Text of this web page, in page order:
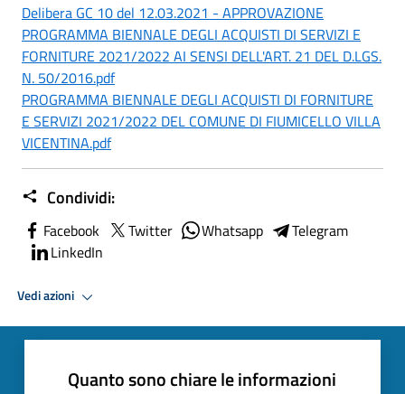
Delibera GC 10 del 12.03.2021 - APPROVAZIONE
PROGRAMMA BIENNALE DEGLI ACQUISTI DI SERVIZI E
FORNITURE 2021/2022 AI SENSI DELL'ART. 21 DEL D.LGS.
N. 50/2016.pdf
PROGRAMMA BIENNALE DEGLI ACQUISTI DI FORNITURE
E SERVIZI 2021/2022 DEL COMUNE DI FIUMICELLO VILLA
VICENTINA.pdf
Condividi:
Facebook Twitter Whatsapp
Telegram
LinkedIn
Vedi azioni
Quanto sono chiare le informazioni